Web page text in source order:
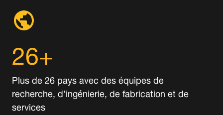
26+
Plus de 26 pays avec des équipes de
recherche, d’ingénierie, de fabrication et de
services